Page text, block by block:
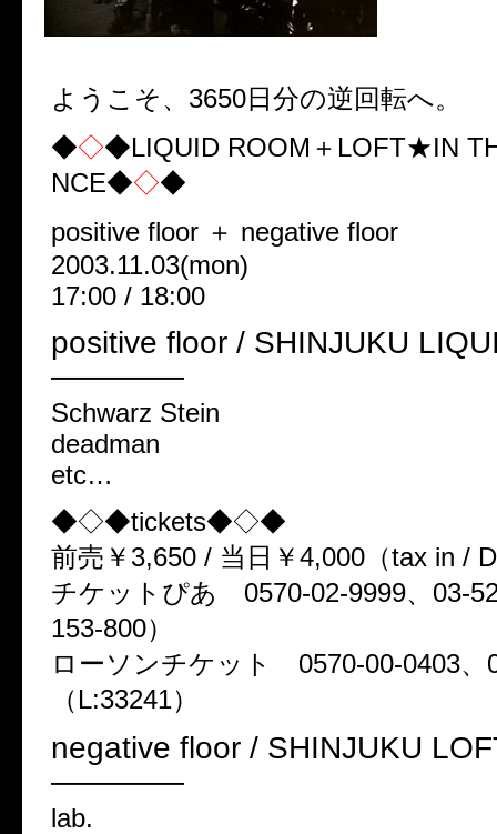
ようこそ、3650日分の逆回転へ。
◆◇◆LIQUID ROOM＋LOFT★IN
NCE◆◇◆
positive floor ＋ negative floor
2003.11.03(mon)
17:00 / 18:00
positive floor / SHINJUKU
━━━━━
Schwarz Stein
deadman
etc…
◆◇◆tickets◆◇◆
前売￥3,650 / 当日￥4,000（tax in /
チケットぴあ 0570-02-9999、03-
153-800）
ローソンチケット 0570-00-0403、
（L:33241）
negative floor / SHINJUKU
━━━━━
lab.